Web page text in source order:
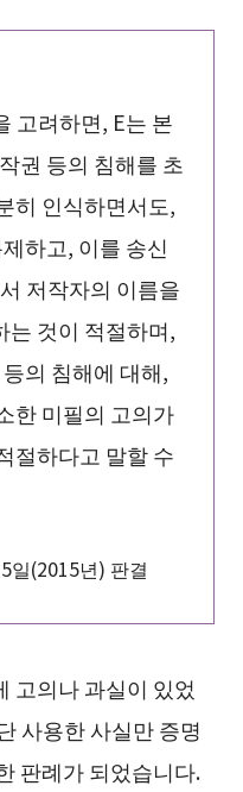
고려하면, E는 본
권 등의 침해를 초
히 인식하면서도,
하고, 이를 송신
저작자의 이름을
는 것이 적절하며,
의 침해에 대해,
한 미필의 고의가
절하다고 말할 수
일(2015년) 판결
고의나 과실이 있었
사용한 사실만 증명
판례가 되었습니다.